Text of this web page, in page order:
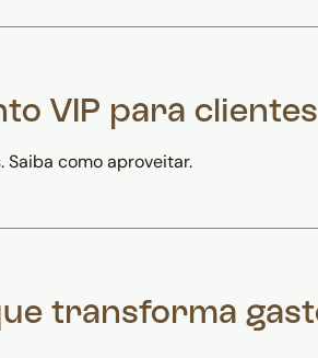
VIP para clientes
Saiba como aproveitar.
transforma